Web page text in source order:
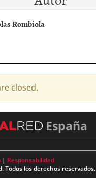
Rombiola
closed.
España
| Responsabilidad
Todos los derechos reservados.